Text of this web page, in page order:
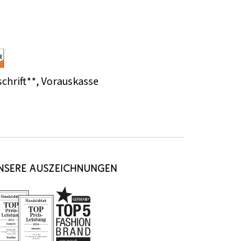
,Vorauskasse
AUSZEICHNUNGEN